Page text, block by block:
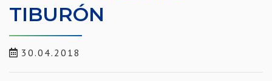
TIBURÓN
30.04.2018